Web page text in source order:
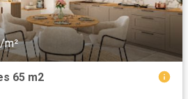
m²
65 m2